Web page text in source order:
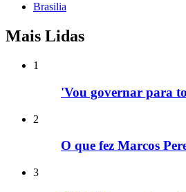
Brasilia
Mais Lidas
1
'Vou governar para
2
O que fez Marcos
3